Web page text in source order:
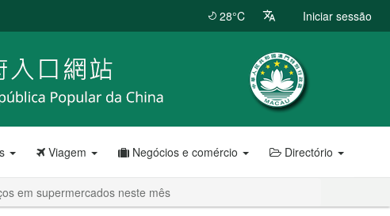
28°C Iniciar sessão
Viagem Negócios e comércio Directório
em supermercados neste mês